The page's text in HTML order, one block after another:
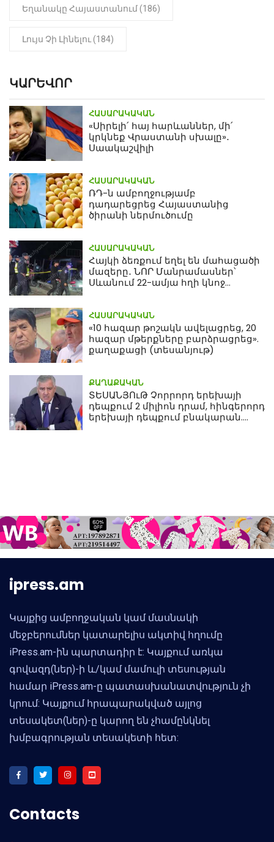
Եղանակը Հայաստանում (186)
Լույս Չի Լինելու (184)
ԿԱՐԵՎՈՐ
ՀԱՍԱՐԱԿԱԿԱՆ
«Սիրելի՛ հայ հարևաններ, մի՛
կրկնեք Վրաստանի սխալը»․
Սաակաշվիլի
ՀԱՍԱՐԱԿԱԿԱՆ
ՌԴ-ն ամբողջությամբ
դադարեցրեց Հայաստանից
ծիրանի ներմուծումը
ՀԱՍԱՐԱԿԱԿԱՆ
Հայկի ձեռքում եղել են մահացածի
մազերը․ ՆՈՐ Մանրամասներ՝
Սևանում 22-ամյա հղի կնոջ
ՀԱՍԱՐԱԿԱԿԱՆ
«10 հազար թոշակն ավելացրեց, 20
հազար մթերքները բարձրացրեց».
քաղաքացի (տեսանյութ)
ՔԱՂԱՔԱԿԱՆ
ՏԵՍԱՆՅՈւԹ Չորրորդ երեխայի
դեպքում 2 միլիոն դրամ, հինգերորդ
երեխայի դեպքում բնակարան.
ipress.am
Կայքից ամբողջական կամ մասնակի
մեջբերումներ կատարելիս ակտիվ հղումը
iPress.am-ին պարտադիր է: Կայքում առկա
գովազդ(ներ)-ի և/կամ մամուլի տեսության
համար iPress.am-ը պատասխանատվություն չի
կրում: Կայքում հրապարակված այլոց
տեսակետ(ներ)-ը կարող են չհամընկնել
խմբագրության տեսակետի հետ:
Contacts